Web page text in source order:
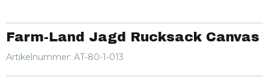
Farm-Land Jagd Rucksack Canvas
Artikelnummer: AT-80-1-013